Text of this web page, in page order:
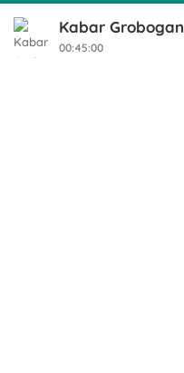
Kabar Grobogan
00:45:00